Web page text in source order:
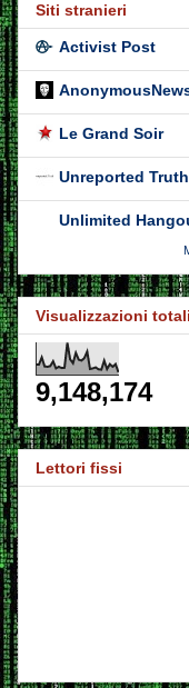
Siti stranieri
Activist Post
Le Grand Soir
Unreported
Unlimited
Visualizzazioni totali
9,148,174
Lettori fissi